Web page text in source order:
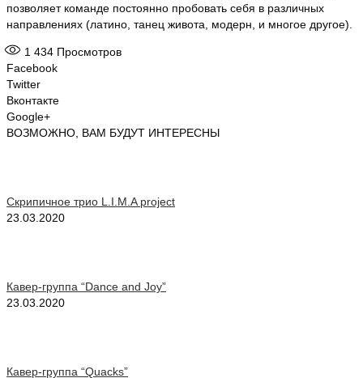
позволяет команде постоянно пробовать себя в различных
направлениях (латино, танец живота, модерн, и многое другое).
1 434 Просмотров
Facebook
Twitter
Вконтакте
Google+
ВОЗМОЖНО, ВАМ БУДУТ ИНТЕРЕСНЫ
Скрипичное трио L.I.M.A project
23.03.2020
Кавер-группа “Dance and Joy”
23.03.2020
Кавер-группа “Quacks”